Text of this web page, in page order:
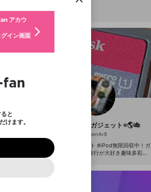
ますか？
はい ふくちゃん@ガジェット⭐️🌎🎋
ken4v8
総合メインアカウント #iPod無限回収中！ガ
ジェットとiPodと旅行が大好き趣味多彩で
す。iPodは2TBで運用。GALAXY s10＋は2T
り舞 #永野つかさ #乃蒼ヒカリ #黄家駒 #キト
ますか？
はい
ますか？
OK
ました
ることができま
を書いたり、エ
信者に届けまし
信、配信予定、ア
ップに1つ固定で
することができま
トは動画の再生画面で作成で
ん
ます
新されました。
をご確認いただ
しました。
録
ン
トを作成する
アカウ
イン画面
と
けます。
してください。
アドレス
を記載
上を目的として
生年月の登録が
ださい。
否設定に含まれて
れたた
告します
しているかどうか
に使用すること
い方
ービスで、mellow-
のお問い合わせには
更により、限定コ
ますが、その際の補